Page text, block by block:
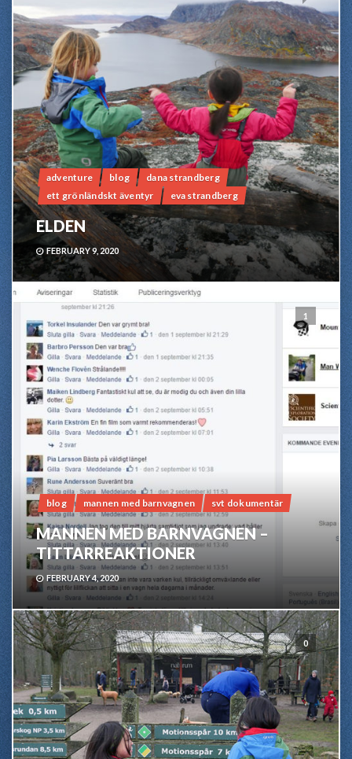
adventure blog
dana strandberg
ett grönländskt äventyr
eva strandberg
ELDEN
FEBRUARY 9, 2020
1
blog mannen med barnvagnen svt dokumentär
MANNEN MED BARNVAGNEN –
TITTARREAKTIONER
FEBRUARY 4, 2020
0